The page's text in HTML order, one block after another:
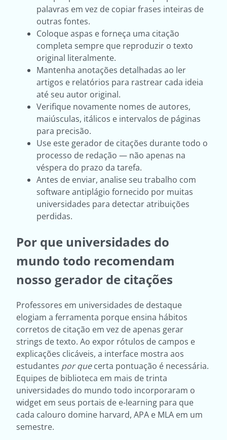
palavras em vez de copiar frases inteiras de
outras fontes.
Coloque aspas e forneça uma citação
completa sempre que reproduzir o texto
original literalmente.
Mantenha anotações detalhadas ao ler
artigos e relatórios para rastrear cada ideia
até seu autor original.
Verifique novamente nomes de autores,
maiúsculas, itálicos e intervalos de páginas
para precisão.
Use este gerador de citações durante todo o
processo de redação — não apenas na
véspera do prazo da tarefa.
Antes de enviar, analise seu trabalho com
software antiplágio fornecido por muitas
universidades para detectar atribuições
perdidas.
Por que universidades do
mundo todo recomendam
nosso gerador de citações
Professores em universidades de destaque
elogiam a ferramenta porque ensina hábitos
corretos de citação em vez de apenas gerar
strings de texto. Ao expor rótulos de campos e
explicações clicáveis, a interface mostra aos
estudantes por quecerta pontuação é necessária.
Equipes de biblioteca em mais de trinta
universidades do mundo todo incorporaram o
widget em seus portais de e-learning para que
cada calouro domine harvard, APA e MLA em um
semestre.